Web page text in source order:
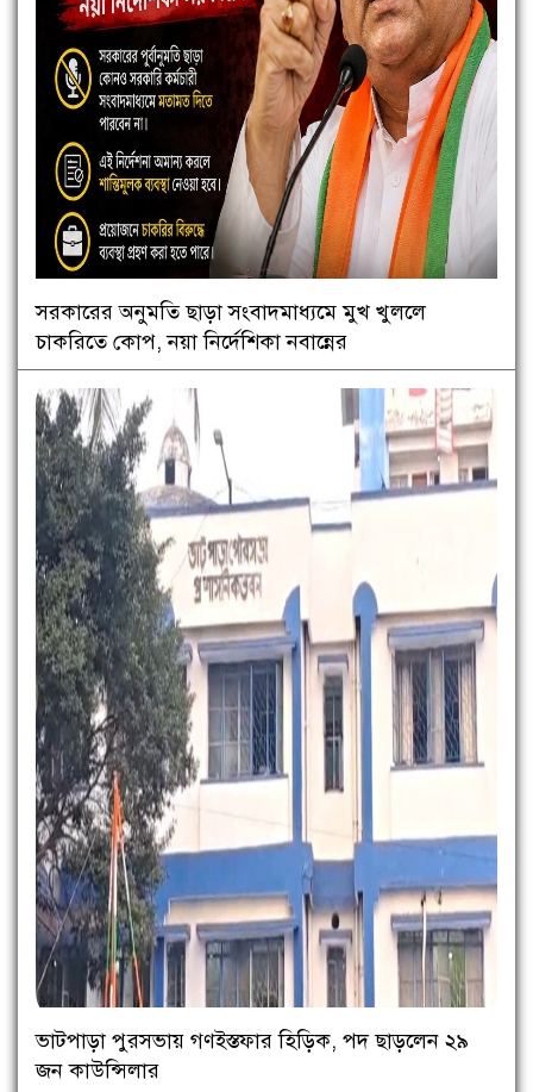
সরকারের অনুমতি ছাড়া সংবাদমাধ্যমে মুখ খুললে
চাকরিতে কোপ, নয়া নির্দেশিকা নবান্নের
ভাটপাড়া পুরসভায় গণইস্তফার হিড়িক, পদ ছাড়লেন ২৯
জন কাউন্সিলার